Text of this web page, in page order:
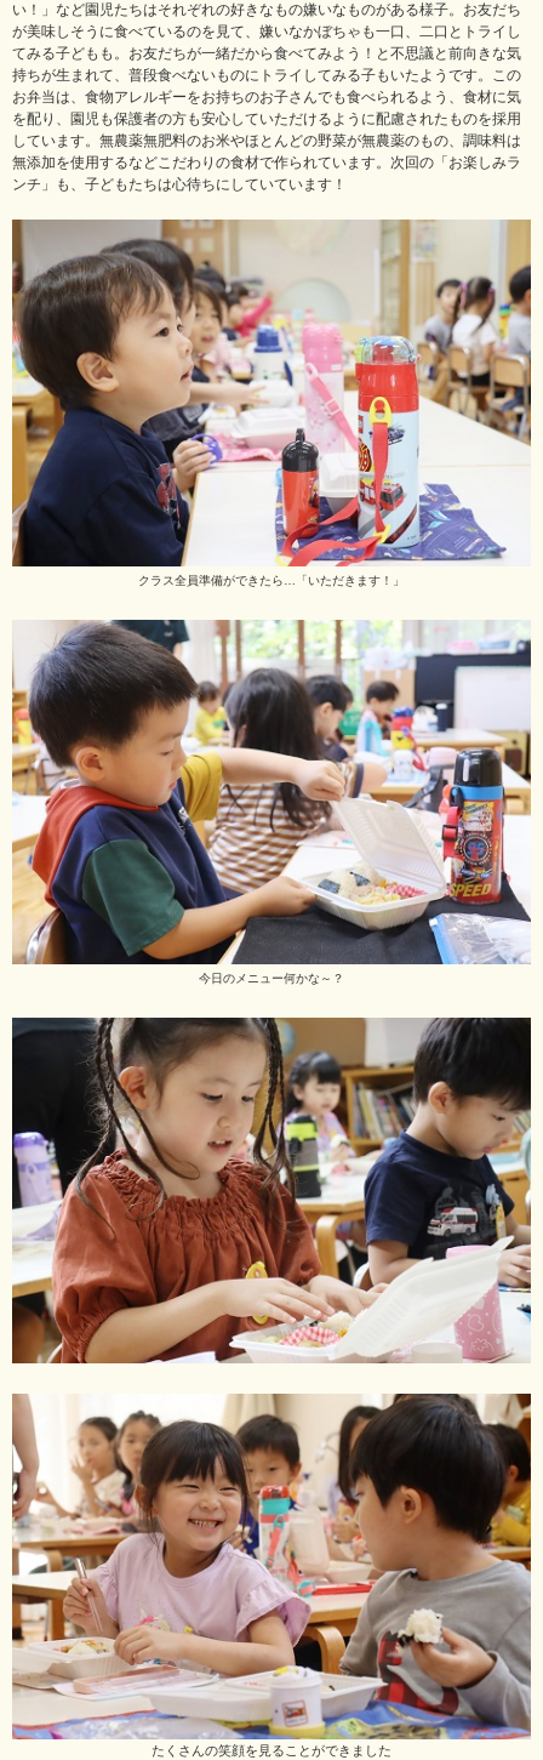
い！」など園児たちはそれぞれの好きなもの嫌いなものがある様子。お友だち
が美味しそうに食べているのを見て、嫌いなかぼちゃも一口、二口とトライし
てみる子どもも。お友だちが一緒だから食べてみよう！と不思議と前向きな気
持ちが生まれて、普段食べないものにトライしてみる子もいたようです。この
お弁当は、食物アレルギーをお持ちのお子さんでも食べられるよう、食材に気
を配り、園児も保護者の方も安心していただけるように配慮されたものを採用
しています。無農薬無肥料のお米やほとんどの野菜が無農薬のもの、調味料は
無添加を使用するなどこだわりの食材で作られています。次回の「お楽しみラ
ンチ」も、子どもたちは心待ちにしていています！
クラス全員準備ができたら…「いただきます！」
今日のメニュー何かな～？
たくさんの笑顔を見ることができました